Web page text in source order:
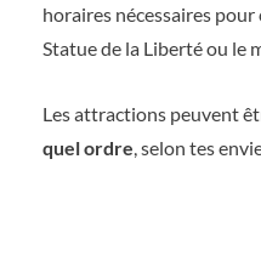
horaires nécessaires
Statue de la Liberté ou le
Les attractions peuvent
quel ordre , selon tes